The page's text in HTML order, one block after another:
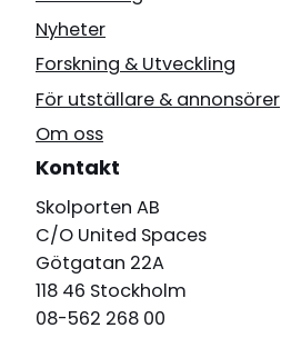
Nyheter
Forskning & Utveckling
För utställare & annonsörer
Om oss
Kontakt
Skolporten AB
C/O United Spaces
Götgatan 22A
118 46 Stockholm
08-562 268 00